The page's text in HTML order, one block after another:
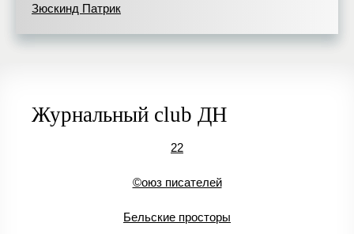
Зюскинд Патрик
Журнальный club ДН
22
©оюз писателей
Бельские просторы